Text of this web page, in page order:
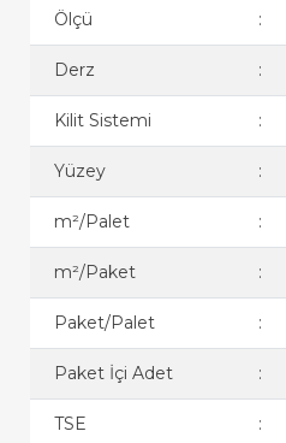
Ölçü :
Derz :
Kilit Sistemi :
Yüzey :
m²/Palet :
m²/Paket :
Paket/Palet :
Paket İçi Adet :
TSE :